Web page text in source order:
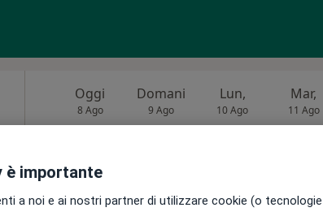
Oggi
8 Ago
Domani
9 Ago
Lun,
10 Ago
Mar,
11 Ago
Non ci sono agende disponibili!
Chiedi di attivare le prenotazioni online
è importante
a noi e ai nostri partner di utilizzare cookie (o